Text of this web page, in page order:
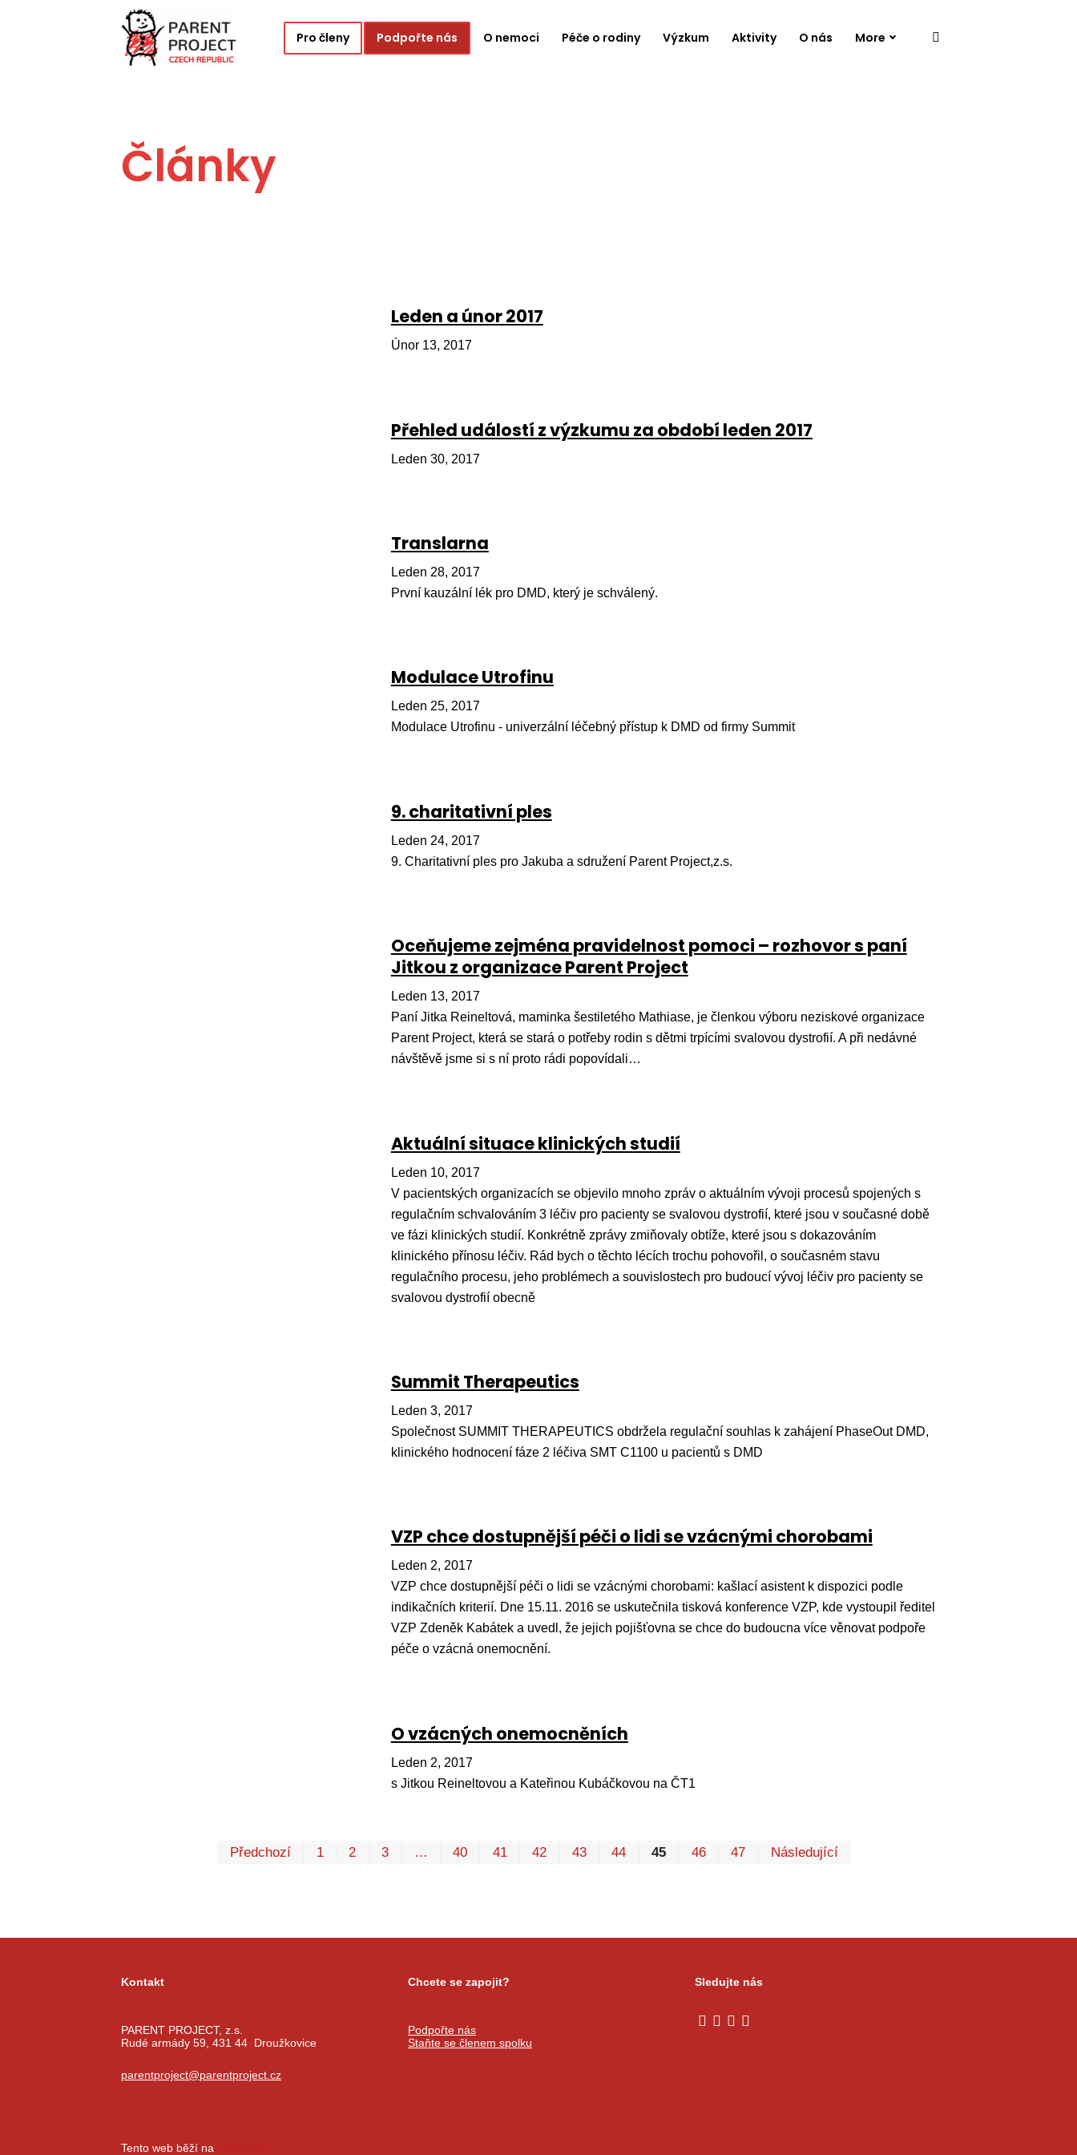
Pro členy Podpořte nás O nemoci Péče o rodiny Výzkum Aktivity O nás More
Články
Leden a únor 2017
Únor 13, 2017
Přehled událostí z výzkumu za období leden 2017
Leden 30, 2017
Translarna
Leden 28, 2017
První kauzální lék pro DMD, který je schválený.
Modulace Utrofinu
Leden 25, 2017
Modulace Utrofinu - univerzální léčebný přístup k DMD od firmy Summit
9. charitativní ples
Leden 24, 2017
9. Charitativní ples pro Jakuba a sdružení Parent Project,z.s.
Oceňujeme zejména pravidelnost pomoci – rozhovor s paní
Jitkou z organizace Parent Project
Leden 13, 2017
Paní Jitka Reineltová, maminka šestiletého Mathiase, je členkou výboru neziskové organizace
Parent Project, která se stará o potřeby rodin s dětmi trpícími svalovou dystrofií. A při nedávné
návštěvě jsme si s ní proto rádi popovídali…
Aktuální situace klinických studií
Leden 10, 2017
V pacientských organizacích se objevilo mnoho zpráv o aktuálním vývoji procesů spojených s
regulačním schvalováním 3 léčiv pro pacienty se svalovou dystrofií, které jsou v současné době
ve fázi klinických studií. Konkrétně zprávy zmiňovaly obtíže, které jsou s dokazováním
klinického přínosu léčiv. Rád bych o těchto lécích trochu pohovořil, o současném stavu
regulačního procesu, jeho problémech a souvislostech pro budoucí vývoj léčiv pro pacienty se
svalovou dystrofií obecně
Summit Therapeutics
Leden 3, 2017
Společnost SUMMIT THERAPEUTICS obdržela regulační souhlas k zahájení PhaseOut DMD,
klinického hodnocení fáze 2 léčiva SMT C1100 u pacientů s DMD
VZP chce dostupnější péči o lidi se vzácnými chorobami
Leden 2, 2017
VZP chce dostupnější péči o lidi se vzácnými chorobami: kašlací asistent k dispozici podle
indikačních kriterií. Dne 15.11. 2016 se uskutečnila tisková konference VZP, kde vystoupil ředitel
VZP Zdeněk Kabátek a uvedl, že jejich pojišťovna se chce do budoucna více věnovat podpoře
péče o vzácná onemocnění.
O vzácných onemocněních
Leden 2, 2017
s Jitkou Reineltovou a Kateřinou Kubáčkovou na ČT1
Předchozí 1 2 3 … 40 41 42 43 44 45 46 47 Následující
Kontakt
PARENT PROJECT, z.s.
Rudé armády 59, 431 44 Droužkovice
parentproject@parentproject.cz
Chcete se zapojit?
Podpořte nás
Staňte se členem spolku
Sledujte nás
Tento web běží na